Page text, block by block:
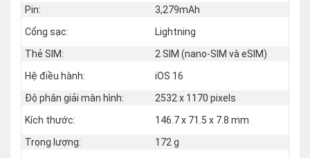
Pin:
3,279mAh
Cổng sạc:
Lightning
Thẻ SIM:
2 SIM (nano‑SIM và eSIM)
Hệ điều hành:
iOS 16
Độ phân giải màn hình:
2532 x 1170 pixels
Kích thước:
146.7 x 71.5 x 7.8 mm
Trọng lượng:
172 g